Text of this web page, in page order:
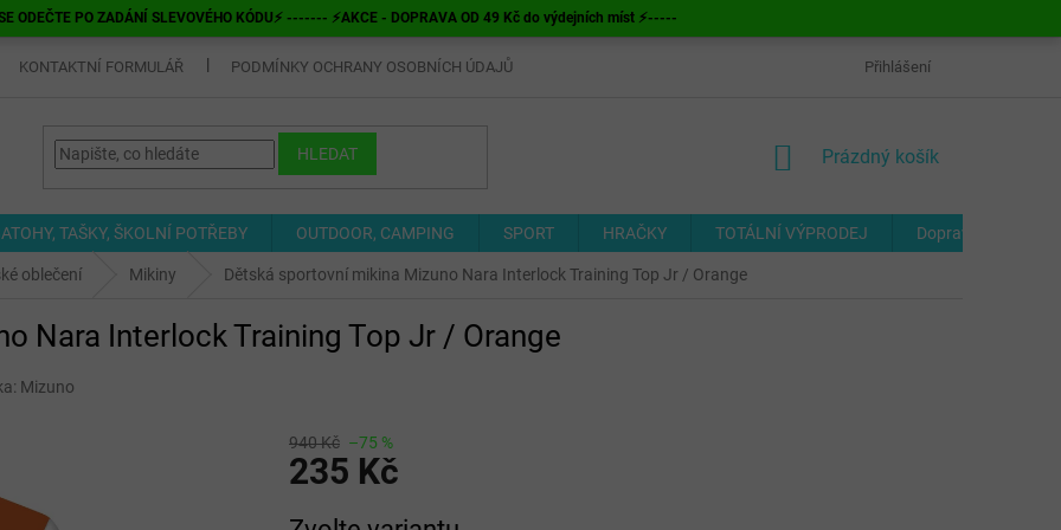
ODEČTE PO ZADÁNÍ SLEVOVÉHO KÓDU⚡ ------- ⚡AKCE - DOPRAVA OD 49 Kč do výdejních míst ⚡-----
KONTAKTNÍ FORMULÁŘ PODMÍNKY OCHRANY OSOBNÍCH ÚDAJŮ ODSTOUPENÍ OD SMLOUVY
Přihlášení
HLEDAT
NÁKUPNÍ
Prázdný košík
TAŠKY, ŠKOLNÍ POTŘEBY OUTDOOR, CAMPING SPORT HRAČKY TOTÁLNÍ VÝPRODEJ Doprava a platba
oblečení Mikiny Dětská sportovní mikina Mizuno Nara Interlock Training Top Jr / Orange
Nara Interlock Training Top Jr / Orange
Mizuno
940 Kč –75 %
235 Kč